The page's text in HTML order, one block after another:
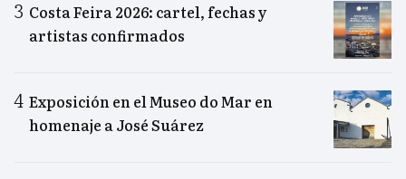
Costa Feira 2026: cartel, fechas y
artistas confirmados
Exposición en el Museo do Mar en
homenaje a José Suárez